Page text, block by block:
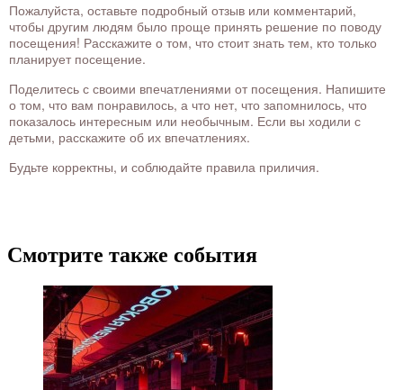
Пожалуйста, оставьте подробный отзыв или комментарий,
чтобы другим людям было проще принять решение по поводу
посещения! Расскажите о том, что стоит знать тем, кто только
планирует посещение.
Поделитесь с своими впечатлениями от посещения. Напишите
о том, что вам понравилось, а что нет, что запомнилось, что
показалось интересным или необычным. Если вы ходили с
детьми, расскажите об их впечатлениях.
Будьте корректны, и соблюдайте правила приличия.
Смотрите также события